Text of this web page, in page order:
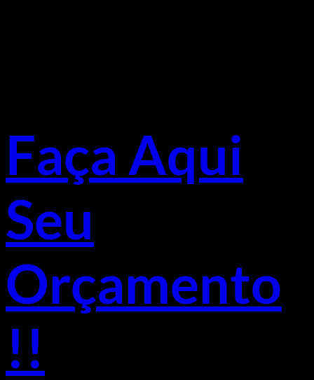
Faça Aqui
Seu
Orçamento
!!